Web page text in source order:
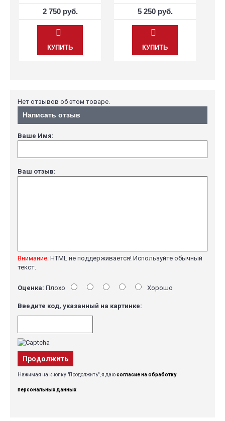
2 750 руб.
КУПИТЬ
5 250 руб.
КУПИТЬ
Нет отзывов об этом товаре.
Написать отзыв
Ваше Имя:
Ваш отзыв:
Внимание: HTML не поддерживается! Используйте обычный
текст.
Оценка: Плохо Хорошо
Введите код, указанный на картинке:
Продолжить
Нажимая на кнопку "Продолжить", я даюсогласие на обработку
персональных данных